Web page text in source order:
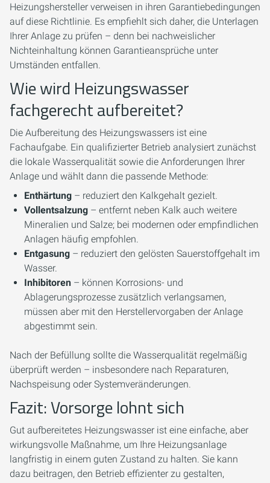
Heizungshersteller verweisen in ihren Garantiebedingungen
auf diese Richtlinie. Es empfiehlt sich daher, die Unterlagen
Ihrer Anlage zu prüfen – denn bei nachweislicher
Nichteinhaltung können Garantieansprüche unter
Umständen entfallen.
Wie wird Heizungswasser
fachgerecht aufbereitet?
Die Aufbereitung des Heizungswassers ist eine
Fachaufgabe. Ein qualifizierter Betrieb analysiert zunächst
die lokale Wasserqualität sowie die Anforderungen Ihrer
Anlage und wählt dann die passende Methode:
Enthärtung – reduziert den Kalkgehalt gezielt.
Vollentsalzung – entfernt neben Kalk auch weitere
Mineralien und Salze; bei modernen oder empfindlichen
Anlagen häufig empfohlen.
Entgasung – reduziert den gelösten Sauerstoffgehalt im
Wasser.
Inhibitoren – können Korrosions- und
Ablagerungsprozesse zusätzlich verlangsamen,
müssen aber mit den Herstellervorgaben der Anlage
abgestimmt sein.
Nach der Befüllung sollte die Wasserqualität regelmäßig
überprüft werden – insbesondere nach Reparaturen,
Nachspeisung oder Systemveränderungen.
Fazit: Vorsorge lohnt sich
Gut aufbereitetes Heizungswasser ist eine einfache, aber
wirkungsvolle Maßnahme, um Ihre Heizungsanlage
langfristig in einem guten Zustand zu halten. Sie kann
dazu beitragen, den Betrieb effizienter zu gestalten,